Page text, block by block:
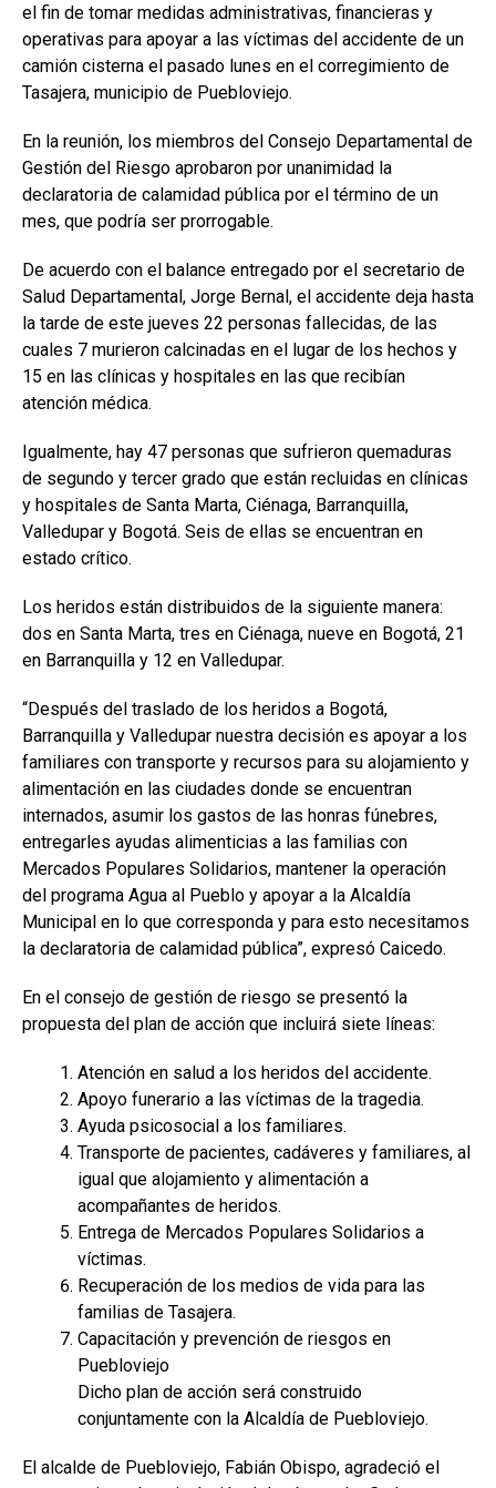
el fin de tomar medidas administrativas, financieras y
operativas para apoyar a las víctimas del accidente de un
camión cisterna el pasado lunes en el corregimiento de
Tasajera, municipio de Puebloviejo.
En la reunión, los miembros del Consejo Departamental de
Gestión del Riesgo aprobaron por unanimidad la
declaratoria de calamidad pública por el término de un
mes, que podría ser prorrogable.
De acuerdo con el balance entregado por el secretario de
Salud Departamental, Jorge Bernal, el accidente deja hasta
la tarde de este jueves 22 personas fallecidas, de las
cuales 7 murieron calcinadas en el lugar de los hechos y
15 en las clínicas y hospitales en las que recibían
atención médica.
Igualmente, hay 47 personas que sufrieron quemaduras
de segundo y tercer grado que están recluidas en clínicas
y hospitales de Santa Marta, Ciénaga, Barranquilla,
Valledupar y Bogotá. Seis de ellas se encuentran en
estado crítico.
Los heridos están distribuidos de la siguiente manera:
dos en Santa Marta, tres en Ciénaga, nueve en Bogotá, 21
en Barranquilla y 12 en Valledupar.
“Después del traslado de los heridos a Bogotá,
Barranquilla y Valledupar nuestra decisión es apoyar a los
familiares con transporte y recursos para su alojamiento y
alimentación en las ciudades donde se encuentran
internados, asumir los gastos de las honras fúnebres,
entregarles ayudas alimenticias a las familias con
Mercados Populares Solidarios, mantener la operación
del programa Agua al Pueblo y apoyar a la Alcaldía
Municipal en lo que corresponda y para esto necesitamos
la declaratoria de calamidad pública”, expresó Caicedo.
En el consejo de gestión de riesgo se presentó la
propuesta del plan de acción que incluirá siete líneas:
Atención en salud a los heridos del accidente.
Apoyo funerario a las víctimas de la tragedia.
Ayuda psicosocial a los familiares.
Transporte de pacientes, cadáveres y familiares, al
igual que alojamiento y alimentación a
acompañantes de heridos.
Entrega de Mercados Populares Solidarios a
víctimas.
Recuperación de los medios de vida para las
familias de Tasajera.
Capacitación y prevención de riesgos en
Puebloviejo
Dicho plan de acción será construido
conjuntamente con la Alcaldía de Puebloviejo.
El alcalde de Puebloviejo, Fabián Obispo, agradeció el